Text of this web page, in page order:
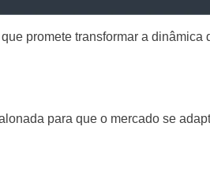
promete transformar a dinâmica
para que o mercado se